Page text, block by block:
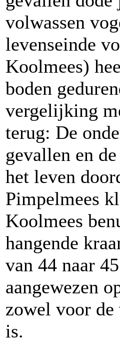
volwassen
levenseinde
Koolmees)
boden
vergelijking
terug: De
gevallen en
het leven
Pimpelmees
Koolmees
hangende
van 44 naar
aangewezen
zowel voor de
is.